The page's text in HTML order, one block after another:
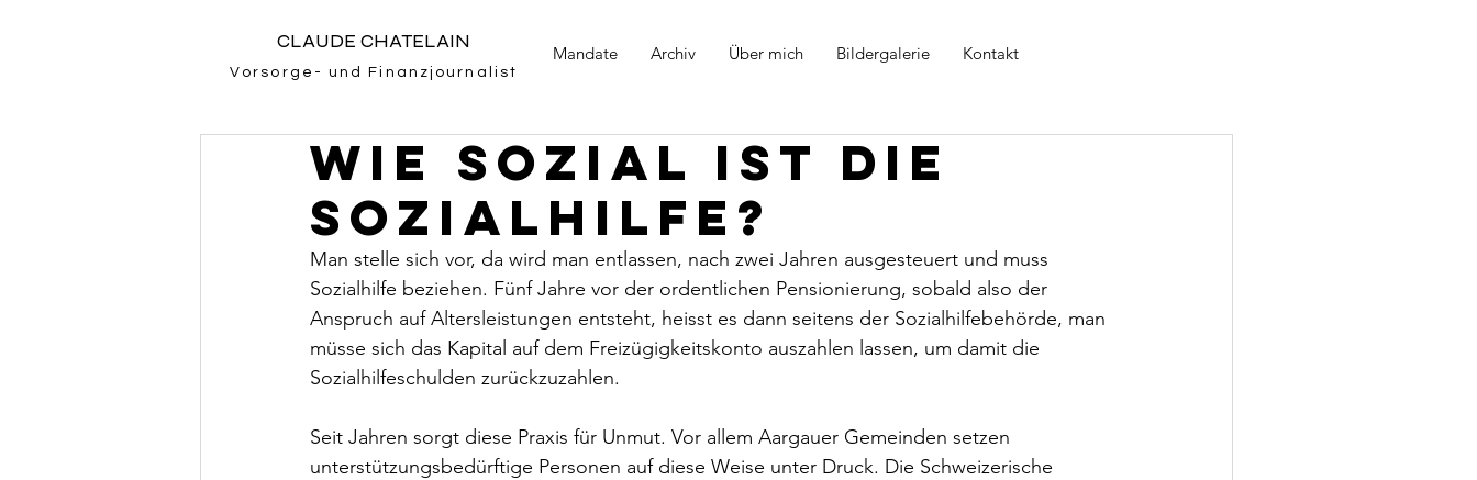
CLAUDE CHATELAIN
Mandate Archiv Über mich Bildergalerie Kontakt
Vorsorge- und Finanzjournalist
Wie sozial ist die
Sozialhilfe?
Man stelle sich vor, da wird man entlassen, nach zwei Jahren ausgesteuert und muss
Sozialhilfe beziehen. Fünf Jahre vor der ordentlichen Pensionierung, sobald also der
Anspruch auf Altersleistungen entsteht, heisst es dann seitens der Sozialhilfebehörde, man
müsse sich das Kapital auf dem Freizügigkeitskonto auszahlen lassen, um damit die
Sozialhilfeschulden zurückzuzahlen.
Seit Jahren sorgt diese Praxis für Unmut. Vor allem Aargauer Gemeinden setzen
unterstützungsbedürftige Personen auf diese Weise unter Druck. Die Schweizerische